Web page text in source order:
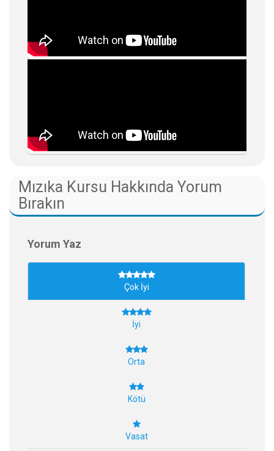
Mızıka Kursu Hakkında Yorum
Bırakın
Yorum Yaz
Çok İyi
İyi
Orta
Kötü
Vasat